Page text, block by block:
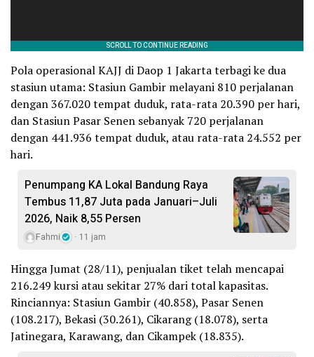
Pola operasional KAJJ di Daop 1 Jakarta terbagi ke dua
stasiun utama: Stasiun Gambir melayani 810 perjalanan
dengan 367.020 tempat duduk, rata-rata 20.390 per hari,
dan Stasiun Pasar Senen sebanyak 720 perjalanan
dengan 441.936 tempat duduk, atau rata-rata 24.552 per
hari.
Penumpang KA Lokal Bandung Raya
Tembus 11,87 Juta pada Januari–Juli
2026, Naik 8,55 Persen
Fahmi 11 jam
Hingga Jumat (28/11), penjualan tiket telah mencapai
216.249 kursi atau sekitar 27% dari total kapasitas.
Rinciannya: Stasiun Gambir (40.858), Pasar Senen
(108.217), Bekasi (30.261), Cikarang (18.078), serta
Jatinegara, Karawang, dan Cikampek (18.835).